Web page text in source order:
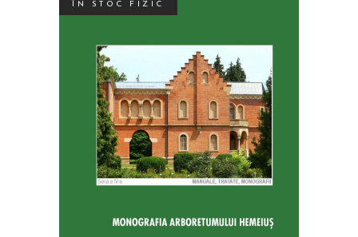
ÎN STOC FIZIC
SELECTEAZĂ OPȚIUNILE